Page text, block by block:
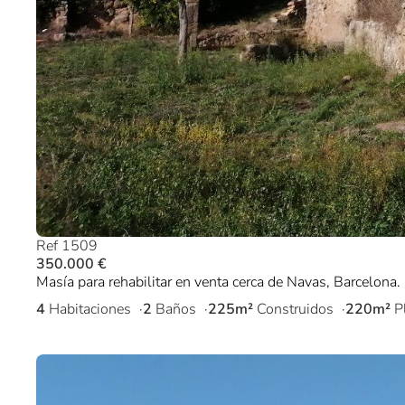
Ref 1509
350.000 €
Masía para rehabilitar en venta cerca de Navas, Barcelona.
4 Habitaciones 2 Baños 225m² Construidos 220m²